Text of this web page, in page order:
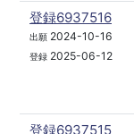
登録6937516
出願2024-10-16
登録2025-06-12
登録6937515